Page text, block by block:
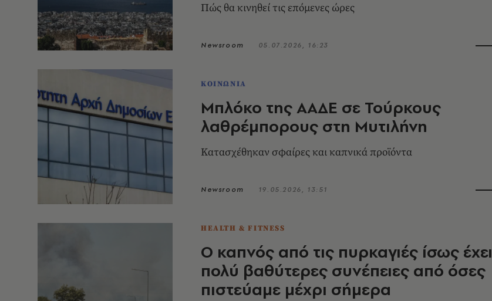
Πώς θα κινηθεί τις επόμενες ώρες
Newsroom 05.07.2026, 16:23
ΚΟΙΝΩΝΙΑ
Μπλόκο της ΑΑΔΕ σε Τούρκους
λαθρέμπορους στη Μυτιλήνη
Κατασχέθηκαν σφαίρες και καπνικά προϊόντα
Newsroom 19.05.2026, 13:51
HEALTH & FITNESS
O καπνός από τις πυρκαγιές ίσως έχει
πολύ βαθύτερες συνέπειες από όσες
πιστεύαμε μέχρι σήμερα